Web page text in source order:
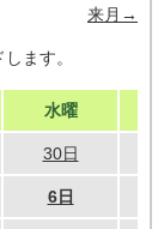
来月→
ます。
水曜
30日
6日